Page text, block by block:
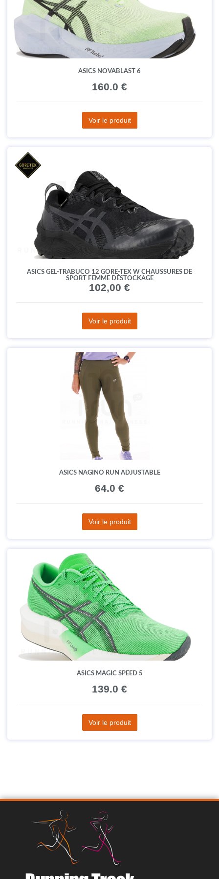
ASICS NOVABLAST 6
160.0 €
Voir le produit
ASICS GEL-TRABUCO 12 GORE-TEX W CHAUSSURES DE
SPORT FEMME DÉSTOCKAGE
102,00 €
Voir le produit
ASICS NAGINO RUN ADJUSTABLE
64.0 €
Voir le produit
ASICS MAGIC SPEED 5
139.0 €
Voir le produit